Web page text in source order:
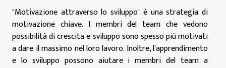
"Motivazione attraverso lo sviluppo" è una strategia di
motivazione chiave. I membri del team che vedono
possibilità di crescita e sviluppo sono spesso più motivati
a dare il massimo nel loro lavoro. Inoltre, l'apprendimento
e lo sviluppo possono aiutare i membri del team a